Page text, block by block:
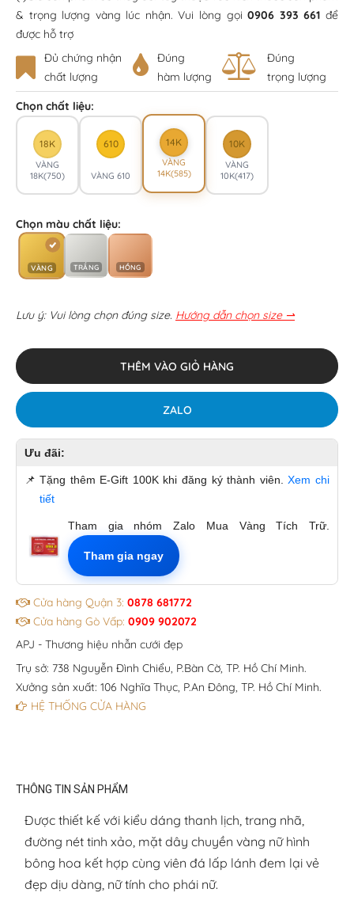
& trọng lượng vàng lúc nhận. Vui lòng gọi0906 393 661 để
được hỗ trợ
Đủ chứng nhận
chất lượng
Đúng
hàm lượng
Đúng
trọng lượng
Chọn chất liệu:
18K
VÀNG
18K(750)
610
VÀNG 610
14K
VÀNG
14K(585)
10K
VÀNG
10K(417)
Chọn màu chất liệu:
VÀNG TRẮNG HỒNG
Lưu ý: Vui lòng chọn đúng size. Hướng dẫn chọn size ⇀
THÊM VÀO GIỎ HÀNG
ZALO
Ưu đãi:
📌 Tặng thêm E-Gift 100K khi đăng ký thành viên.Xem chi
tiết
Tham gia nhóm Zalo Mua Vàng Tích Trữ.
Tham gia ngay
Cửa hàng Quận 3: 0878 681772
Cửa hàng Gò Vấp: 0909 902072
APJ - Thương hiệu nhẫn cưới đẹp
Trụ sở: 738 Nguyễn Đình Chiểu, P.Bàn Cờ, TP. Hồ Chí Minh.
Xưởng sản xuất: 106 Nghĩa Thục, P.An Đông, TP. Hồ Chí Minh.
HỆ THỐNG CỬA HÀNG
THÔNG TIN SẢN PHẨM
Được thiết kế với kiểu dáng thanh lịch, trang nhã,
đường nét tinh xảo, mặt dây chuyền vàng nữ hình
bông hoa kết hợp cùng viên đá lấp lánh đem lại vẻ
đẹp dịu dàng, nữ tính cho phái nữ.